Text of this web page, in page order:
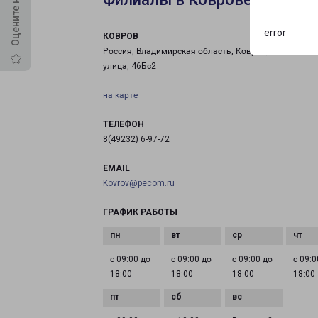
error
КОВРОВ
Россия, Владимирская область, Ковров, Волго-
улица, 46Бс2
на карте
ТЕЛЕФОН
8(49232) 6-97-72
EMAIL
Kovrov@pecom.ru
ГРАФИК РАБОТЫ
с 09:00 до
18:00
с 09:00 до
18:00
с 09:00 до
18:00
с
18:00